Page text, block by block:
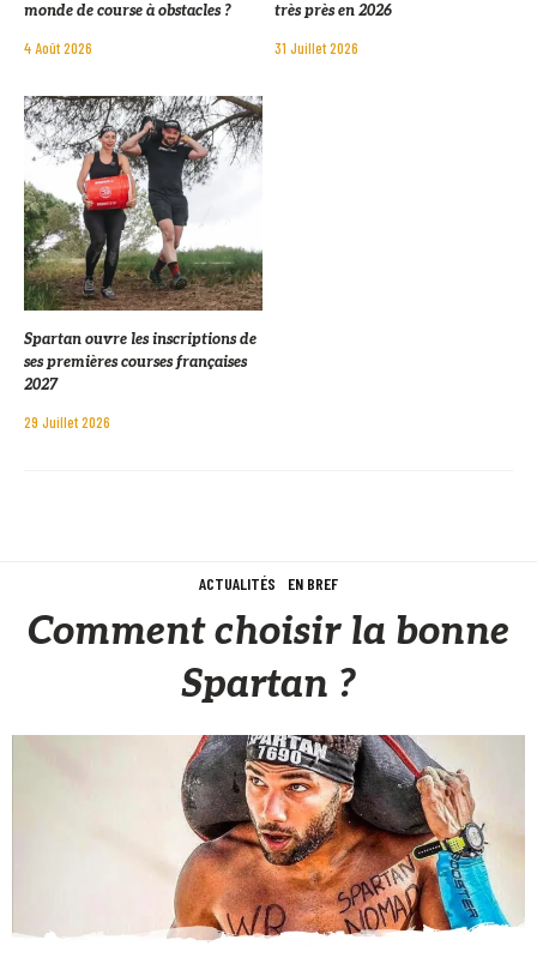
monde de course à obstacles ?
4 Août 2026
très près en 2026
31 Juillet 2026
Spartan ouvre les inscriptions de
ses premières courses françaises
2027
29 Juillet 2026
ACTUALITÉS EN BREF
Comment choisir la bonne
Spartan ?